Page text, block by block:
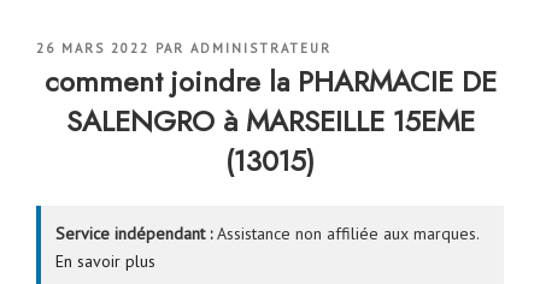
PUBLIÉ
26 MARS 2022 PAR ADMINISTRATEUR
comment joindre la PHARMACIE DE
SALENGRO à MARSEILLE 15EME
(13015)
Service indépendant :Assistance non affiliée aux marques.
En savoir plus